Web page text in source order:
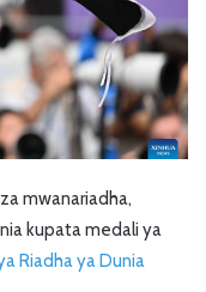
mwanariadha,
kupata medali ya
Riadha ya Dunia